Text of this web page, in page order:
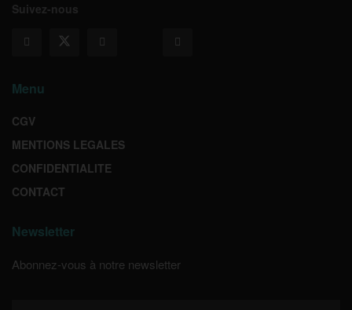
Suivez-nous
Menu
CGV
MENTIONS LEGALES
CONFIDENTIALITE
CONTACT
Newsletter
Abonnez-vous à notre newsletter